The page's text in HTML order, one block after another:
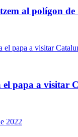
al polígon
papa a visitar